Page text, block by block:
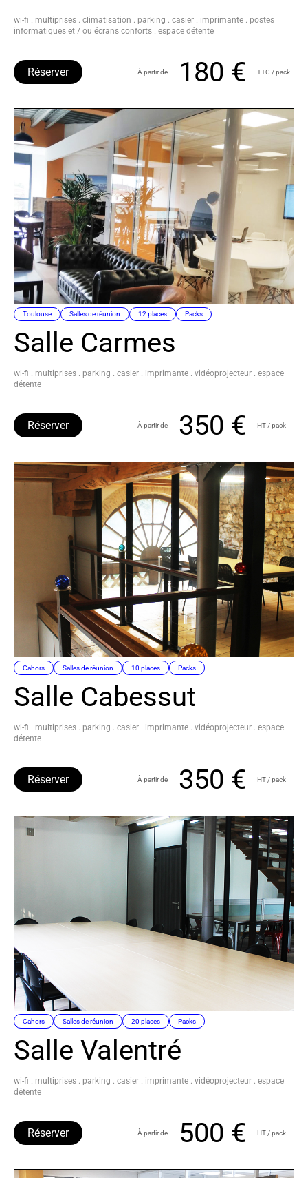
wi-fi . multiprises . climatisation . parking . casier . imprimante . postes
informatiques et / ou écrans conforts . espace détente
À partir de 180 € TTC / pack
Réserver
Toulouse Salles de réunion 12 places Packs
Salle Carmes
wi-fi . multiprises . parking . casier . imprimante . vidéoprojecteur . espace
détente
À partir de 350 € HT / pack
Réserver
Cahors Salles de réunion 10 places Packs
Salle Cabessut
wi-fi . multiprises . parking . casier . imprimante . vidéoprojecteur . espace
détente
À partir de 350 € HT / pack
Réserver
Cahors Salles de réunion 20 places Packs
Salle Valentré
wi-fi . multiprises . parking . casier . imprimante . vidéoprojecteur . espace
détente
À partir de 500 € HT / pack
Réserver